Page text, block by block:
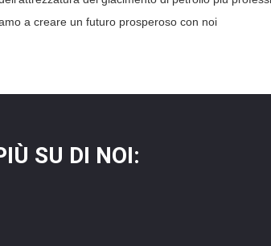
a creare un futuro prosperoso con noi
SU DI NOI: